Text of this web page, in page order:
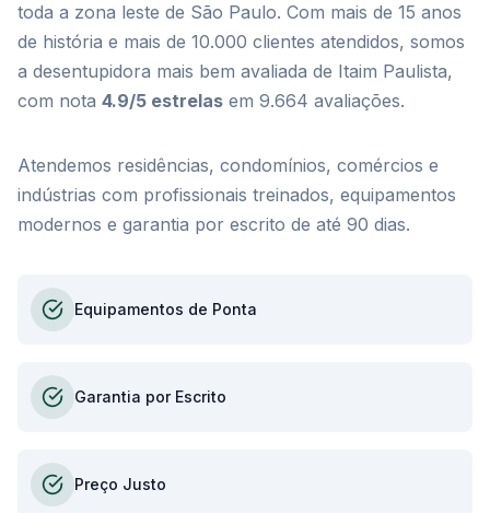
toda a zona leste de São Paulo. Com mais de 15 anos
de história e mais de 10.000 clientes atendidos, somos
a desentupidora mais bem avaliada de Itaim Paulista,
com nota 4.9/5 estrelas em 9.664 avaliações.
Atendemos residências, condomínios, comércios e
indústrias com profissionais treinados, equipamentos
modernos e garantia por escrito de até 90 dias.
Equipamentos de Ponta
Garantia por Escrito
Preço Justo